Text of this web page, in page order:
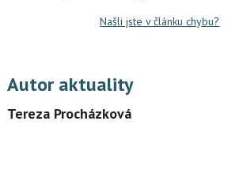
Našli jste v článku chybu?
Autor aktuality
Tereza Procházková